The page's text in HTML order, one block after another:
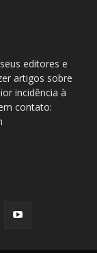
editores e
artigos sobre
incidência à
contato: